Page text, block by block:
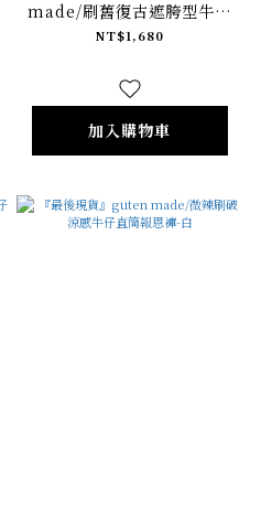
made/刷舊復古遮胯型牛仔
寬褲
NT$1,680
加入購物車